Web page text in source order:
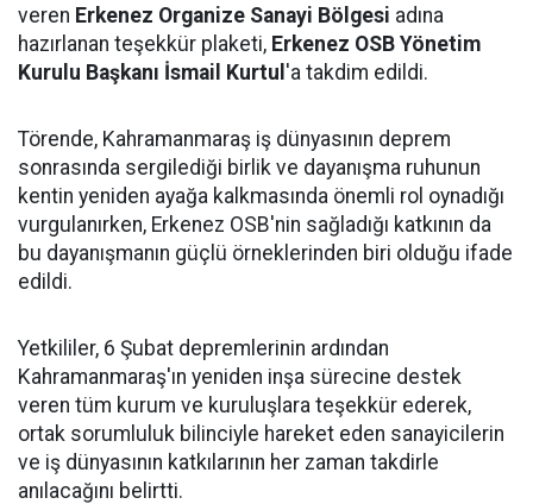
veren Erkenez Organize Sanayi Bölgesi adına
hazırlanan teşekkür plaketi, Erkenez OSB Yönetim
Kurulu Başkanı İsmail Kurtul 'a takdim edildi.
Törende, Kahramanmaraş iş dünyasının deprem
sonrasında sergilediği birlik ve dayanışma ruhunun
kentin yeniden ayağa kalkmasında önemli rol oynadığı
vurgulanırken, Erkenez OSB'nin sağladığı katkının da
bu dayanışmanın güçlü örneklerinden biri olduğu ifade
edildi.
Yetkililer, 6 Şubat depremlerinin ardından
Kahramanmaraş'ın yeniden inşa sürecine destek
veren tüm kurum ve kuruluşlara teşekkür ederek,
ortak sorumluluk bilinciyle hareket eden sanayicilerin
ve iş dünyasının katkılarının her zaman takdirle
anılacağını belirtti.